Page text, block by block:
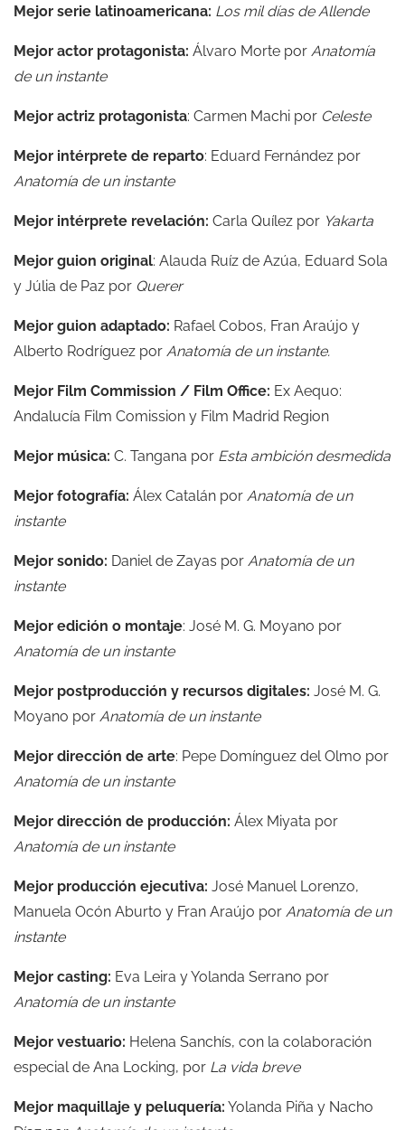
Mejor serie latinoamericana: Los mil días de Allende
Mejor actor protagonista: Álvaro Morte por Anatomía
de un instante
Mejor actriz protagonista: Carmen Machi por Celeste
Mejor intérprete de reparto: Eduard Fernández por
Anatomía de un instante
Mejor intérprete revelación: Carla Quílez por Yakarta
Mejor guion original: Alauda Ruíz de Azúa, Eduard Sola
y Júlia de Paz por Querer
Mejor guion adaptado: Rafael Cobos, Fran Araújo y
Alberto Rodríguez por Anatomía de un instante.
Mejor Film Commission / Film Office: Ex Aequo:
Andalucía Film Comission y Film Madrid Region
Mejor música: C. Tangana por Esta ambición desmedida
Mejor fotografía: Álex Catalán por Anatomía de un
instante
Mejor sonido: Daniel de Zayas por Anatomía de un
instante
Mejor edición o montaje: José M. G. Moyano por
Anatomía de un instante
Mejor postproducción y recursos digitales: José M. G.
Moyano por Anatomía de un instante
Mejor dirección de arte: Pepe Domínguez del Olmo por
Anatomía de un instante
Mejor dirección de producción: Álex Miyata por
Anatomía de un instante
Mejor producción ejecutiva: José Manuel Lorenzo,
Manuela Ocón Aburto y Fran Araújo por Anatomía de un
instante
Mejor casting: Eva Leira y Yolanda Serrano por
Anatomía de un instante
Mejor vestuario: Helena Sanchís, con la colaboración
especial de Ana Locking, por La vida breve
Mejor maquillaje y peluquería: Yolanda Piña y Nacho